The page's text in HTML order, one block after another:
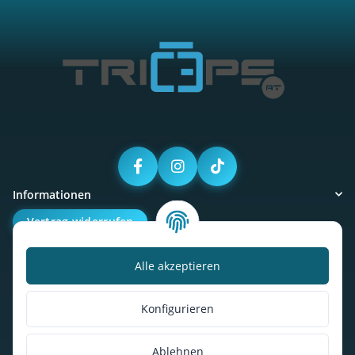
Alle akzeptieren
Konfigurieren
Ablehnen
Informationen
Vertrag widerrufen
Kalorienbedarfsrechner
So findest du uns